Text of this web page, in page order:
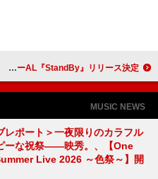
Fear, and Loathing in Las Vegas、3年半振りニューAL『StandBy』リリース決定
MUSIC NEWS
レポート＞一夜限りのカラフル
ーな祝祭――映秀。、【One
Live 2026 ～色祭～】開